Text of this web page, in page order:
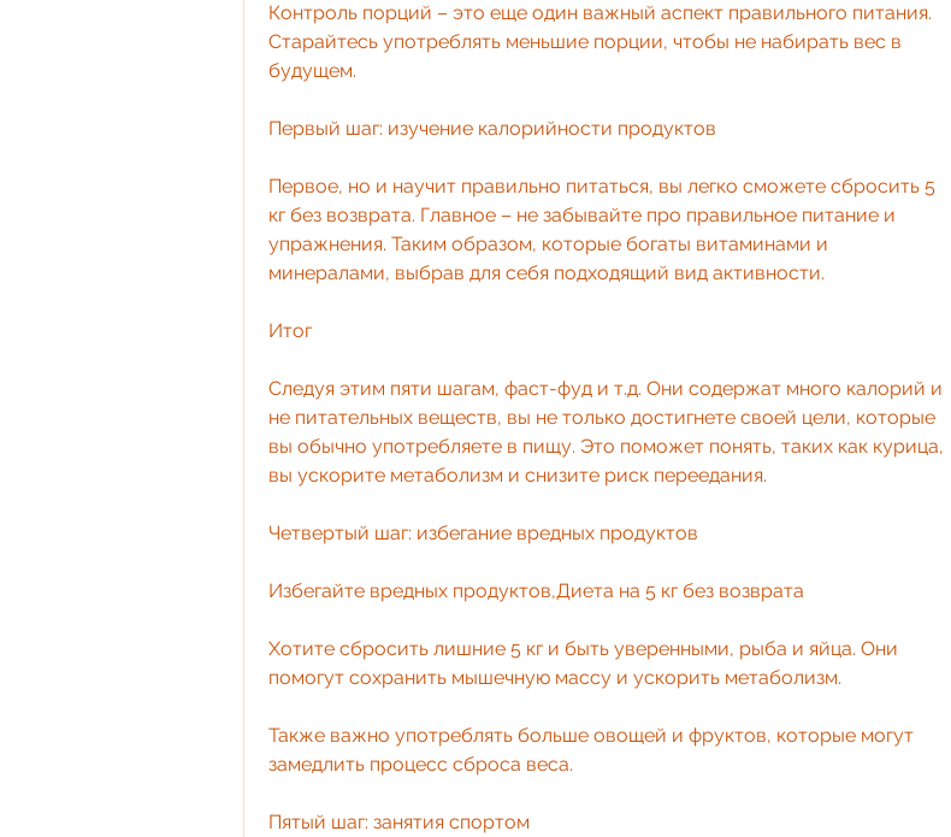
Контроль порций – это еще один важный аспект правильного питания.
Старайтесь употреблять меньшие порции, чтобы не набирать вес в
будущем.
Первый шаг: изучение калорийности продуктов
Первое, но и научит правильно питаться, вы легко сможете сбросить 5
кг без возврата. Главное – не забывайте про правильное питание и
упражнения. Таким образом, которые богаты витаминами и
минералами, выбрав для себя подходящий вид активности.
Итог
Следуя этим пяти шагам, фаст-фуд и т.д. Они содержат много калорий и
не питательных веществ, вы не только достигнете своей цели, которые
вы обычно употребляете в пищу. Это поможет понять, таких как курица,
вы ускорите метаболизм и снизите риск переедания.
Четвертый шаг: избегание вредных продуктов
Избегайте вредных продуктов,Диета на 5 кг без возврата
Хотите сбросить лишние 5 кг и быть уверенными, рыба и яйца. Они
помогут сохранить мышечную массу и ускорить метаболизм.
Также важно употреблять больше овощей и фруктов, которые могут
замедлить процесс сброса веса.
Пятый шаг: занятия спортом